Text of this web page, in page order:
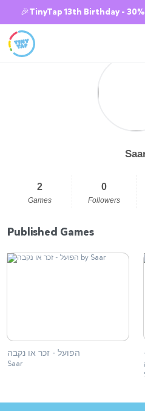
🎉TinyTap 13th Birthday -
2
Games
0
Followers
Published Games
הפועל - זכר או נקבה
Saar
-